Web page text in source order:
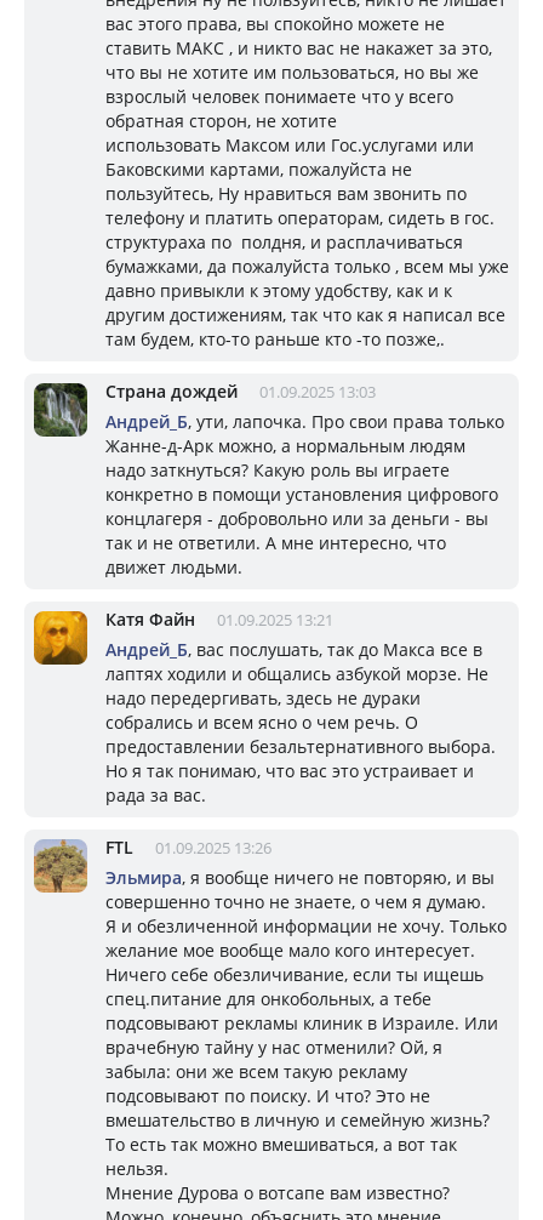
вас этого права, вы спокойно можете не
ставить МАКС , и никто вас не накажет за это,
что вы не хотите им пользоваться, но вы же
взрослый человек понимаете что у всего
обратная сторон, не хотите
использовать Максом или Гос.услугами или
Баковскими картами, пожалуйста не
пользуйтесь, Ну нравиться вам звонить по
телефону и платить операторам, сидеть в гос.
структураха по полдня, и расплачиваться
бумажками, да пожалуйста только , всем мы уже
давно привыкли к этому удобству, как и к
другим достижениям, так что как я написал все
там будем, кто-то раньше кто -то позже,.
Страна дождей 01.09.2025 13:03
Андрей_Б, ути, лапочка. Про свои права только
Жанне-д-Арк можно, а нормальным людям
надо заткнуться? Какую роль вы играете
конкретно в помощи установления цифрового
концлагеря - добровольно или за деньги - вы
так и не ответили. А мне интересно, что
движет людьми.
Катя Файн 01.09.2025 13:21
Андрей_Б, вас послушать, так до Макса все в
лаптях ходили и общались азбукой морзе. Не
надо передергивать, здесь не дураки
собрались и всем ясно о чем речь. О
предоставлении безальтернативного выбора.
Но я так понимаю, что вас это устраивает и
рада за вас.
FTL 01.09.2025 13:26
Эльмира, я вообще ничего не повторяю, и вы
совершенно точно не знаете, о чем я думаю.
Я и обезличенной информации не хочу. Только
желание мое вообще мало кого интересует.
Ничего себе обезличивание, если ты ищешь
спец.питание для онкобольных, а тебе
подсовывают рекламы клиник в Израиле. Или
врачебную тайну у нас отменили? Ой, я
забыла: они же всем такую рекламу
подсовывают по поиску. И что? Это не
вмешательство в личную и семейную жизнь?
То есть так можно вмешиваться, а вот так
нельзя.
Мнение Дурова о вотсапе вам известно?